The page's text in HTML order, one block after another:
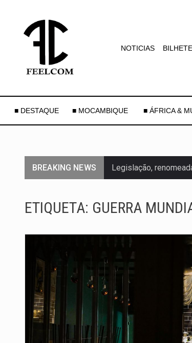
NOTICIAS
■ DESTAQUE ■ MOCAMBIQUE ■ ÁFRICA &
BREAKING NEWS Legislação,
O Departamento de
A final coloca frente
A descoberta
Segundo as
De acordo com as
A polícia
ETIQUETA: GUERRA